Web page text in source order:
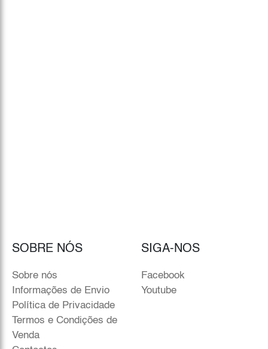
SOBRE NÓS
Sobre nós
Informações de Envio
Política de Privacidade
Termos e Condições de
Venda
SIGA-NOS
Facebook
Youtube